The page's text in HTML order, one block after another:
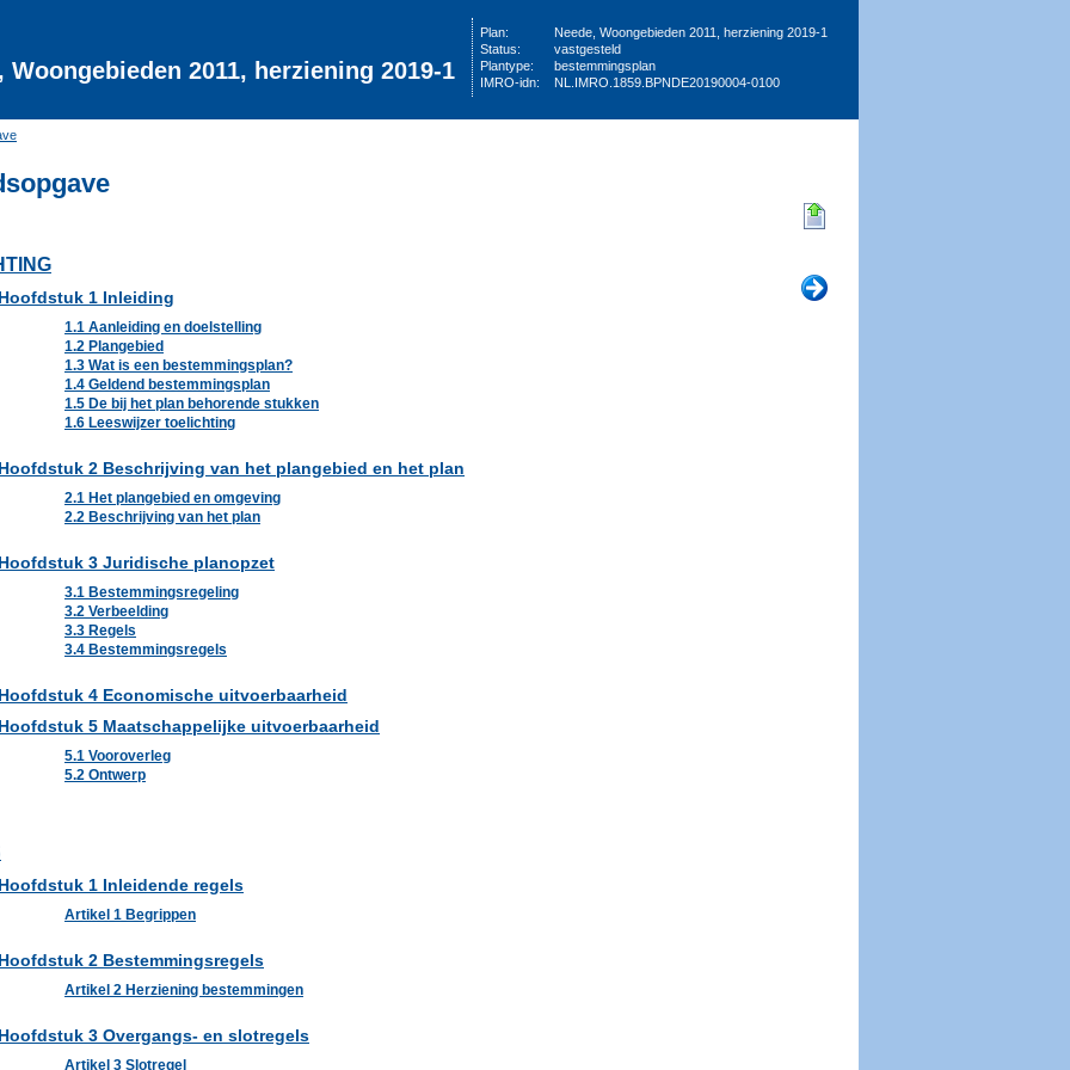
Woongebieden 2011, herziening 2019-1
Plan:
Neede, Woongebieden 2011, herziening 2019-1
Status:
vastgesteld
Plantype:
bestemmingsplan
IMRO-idn:
NL.IMRO.1859.BPNDE20190004-0100
Hoofdstuk 1 Inleiding
1.1 Aanleiding en doelstelling
1.2 Plangebied
1.3 Wat is een bestemmingsplan?
1.4 Geldend bestemmingsplan
1.5 De bij het plan behorende stukken
1.6 Leeswijzer toelichting
Hoofdstuk 2 Beschrijving van het plangebied en het plan
2.1 Het plangebied en omgeving
2.2 Beschrijving van het plan
Hoofdstuk 3 Juridische planopzet
3.1 Bestemmingsregeling
3.2 Verbeelding
3.3 Regels
3.4 Bestemmingsregels
Hoofdstuk 4 Economische uitvoerbaarheid
Hoofdstuk 5 Maatschappelijke uitvoerbaarheid
5.1 Vooroverleg
5.2 Ontwerp
Hoofdstuk 1 Inleidende regels
Artikel 1 Begrippen
Hoofdstuk 2 Bestemmingsregels
Artikel 2 Herziening bestemmingen
Hoofdstuk 3 Overgangs- en slotregels
Artikel 3 Slotregel